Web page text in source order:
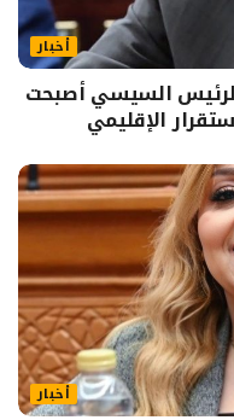
أخبار
السيسي أصبحت
الإقليمي
أخبار